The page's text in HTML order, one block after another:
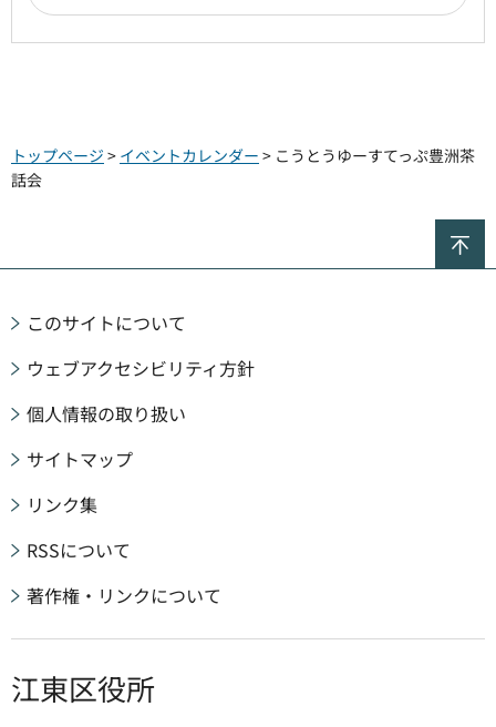
トップページ > イベントカレンダー > こうとうゆーすてっぷ豊洲茶
話会
このサイトについて
ウェブアクセシビリティ方針
個人情報の取り扱い
サイトマップ
リンク集
RSSについて
著作権・リンクについて
江東区役所